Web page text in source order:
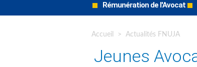
Rémunération de l'Avocat
Accueil > Actualités FNUJA
Jeunes